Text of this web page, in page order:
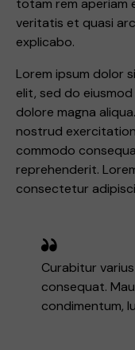
veritatis et quasi
explicabo.
Lorem ipsum dolor
elit, sed do
dolore magna
nostrud
commodo
reprehenderit.
consectetur
Curabitur
consequat.
condimentum,